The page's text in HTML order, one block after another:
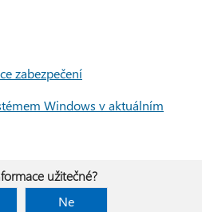
zabezpečení
Windows v aktuálním
užitečné?
Ne